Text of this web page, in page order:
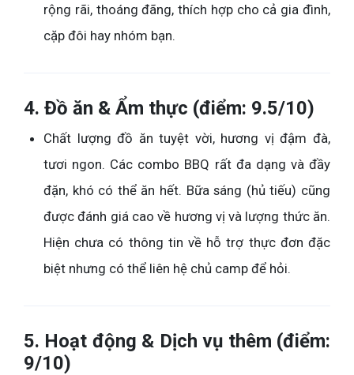
rộng rãi, thoáng đãng, thích hợp cho cả gia đình,
cặp đôi hay nhóm bạn.
4. Đồ ăn & Ẩm thực (điểm: 9.5/10)
Chất lượng đồ ăn tuyệt vời, hương vị đậm đà,
tươi ngon. Các combo BBQ rất đa dạng và đầy
đặn, khó có thể ăn hết. Bữa sáng (hủ tiếu) cũng
được đánh giá cao về hương vị và lượng thức ăn.
Hiện chưa có thông tin về hỗ trợ thực đơn đặc
biệt nhưng có thể liên hệ chủ camp để hỏi.
5. Hoạt động & Dịch vụ thêm (điểm:
9/10)